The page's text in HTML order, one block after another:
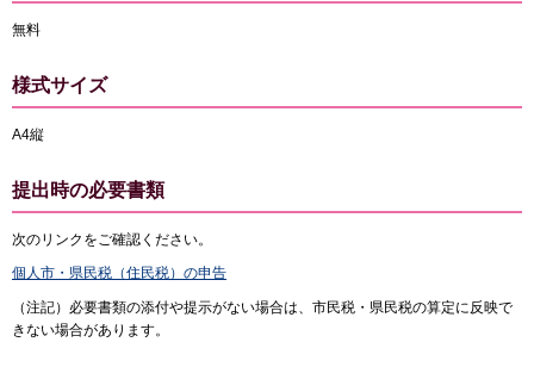
無料
様式サイズ
A4縦
提出時の必要書類
次のリンクをご確認ください。
個人市・県民税（住民税）の申告
（注記）必要書類の添付や提示がない場合は、市民税・県民税の算定に反映で
きない場合があります。